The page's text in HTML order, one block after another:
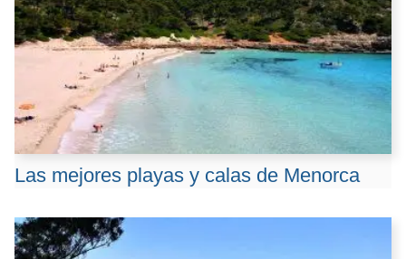
Las mejores playas y calas de Menorca